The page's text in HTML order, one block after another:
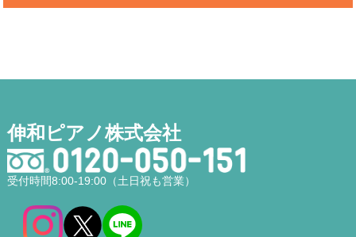
伸和ピアノ株式会社
受付時間8:00-19:00（土日祝も営業）